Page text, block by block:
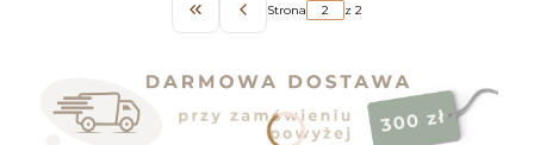
Wróć do pierwszej strony z produktami
Strona z 2